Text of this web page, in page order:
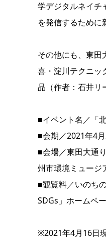
学デジタルネイチ
を発信するために
その他にも、東田
喜・淀川テクニッ
品（作者：石井リ
■イベント名／「
■会期／2021年4
■会場／東田大通
州市環境ミュージ
■観覧料／いのち
SDGs」ホームペ
※2021年4月16日